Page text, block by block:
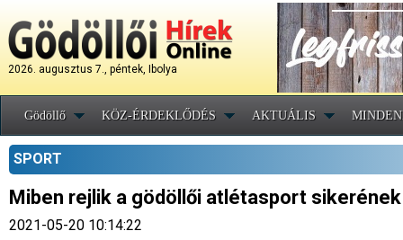
2026. augusztus 7., péntek, Ibolya
Gödöllő KÖZ-ÉRDEKLŐDÉS AKTUÁLIS
SPORT
Miben rejlik a gödöllői atlétasport
2021-05-20 10:14:22